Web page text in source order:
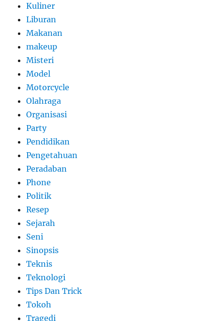
Kuliner
Liburan
Makanan
makeup
Misteri
Model
Motorcycle
Olahraga
Organisasi
Party
Pendidikan
Pengetahuan
Peradaban
Phone
Politik
Resep
Sejarah
Seni
Sinopsis
Teknis
Teknologi
Tips Dan Trick
Tokoh
Tragedi